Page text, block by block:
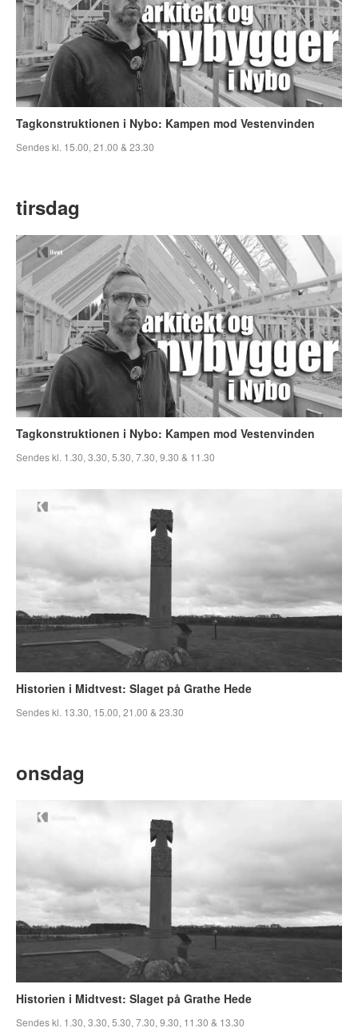
Tagkonstruktionen i Nybo: Kampen mod Vestenvinden
Sendes kl. 15.00, 21.00 & 23.30
tirsdag
Tagkonstruktionen i Nybo: Kampen mod Vestenvinden
Sendes kl. 1.30, 3.30, 5.30, 7.30, 9.30 & 11.30
Historien i Midtvest: Slaget på Grathe Hede
Sendes kl. 13.30, 15.00, 21.00 & 23.30
onsdag
Historien i Midtvest: Slaget på Grathe Hede
Sendes kl. 1.30, 3.30, 5.30, 7.30, 9.30, 11.30 & 13.30